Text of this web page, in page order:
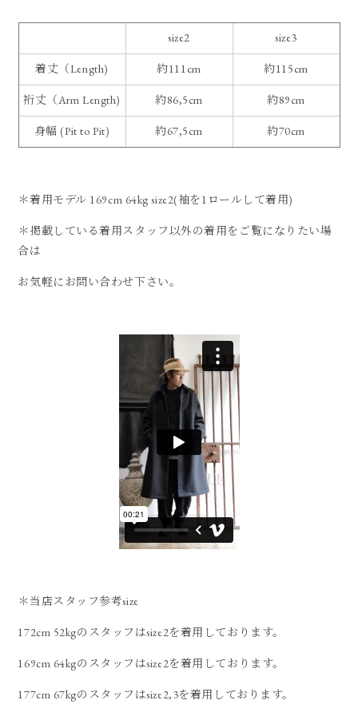
size2 size3
着丈（Length) 約111cm 約115cm
裄丈（Arm Length) 約86,5cm 約89cm
身幅 (Pit to Pit) 約67,5cm 約70cm
＊着用モデル 169cm 64kg size2(袖を1ロールして着用)
＊掲載している着用スタッフ以外の着用をご覧になりたい場
合は
お気軽にお問い合わせ下さい。
＊当店スタッフ参考size
172cm 52kgのスタッフはsize2を着用しております。
169cm 64kgのスタッフはsize2を着用しております。
177cm 67kgのスタッフはsize2,3を着用しております。